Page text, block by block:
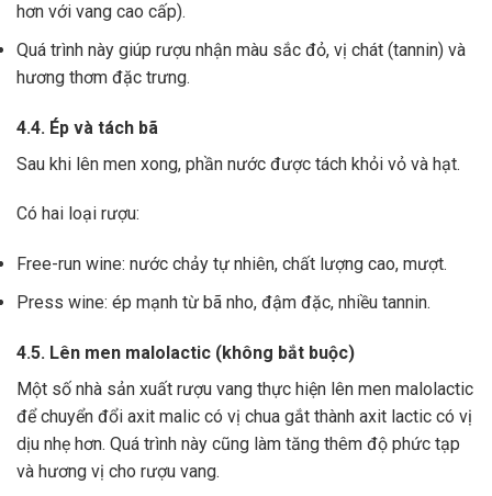
hơn với vang cao cấp).
Quá trình này giúp rượu nhận màu sắc đỏ, vị chát (tannin) và
hương thơm đặc trưng.
4.4. Ép và tách bã
Sau khi lên men xong, phần nước được tách khỏi vỏ và hạt.
Có hai loại rượu:
Free-run wine: nước chảy tự nhiên, chất lượng cao, mượt.
Press wine: ép mạnh từ bã nho, đậm đặc, nhiều tannin.
4.5. Lên men malolactic (không bắt buộc)
Một số nhà sản xuất rượu vang thực hiện lên men malolactic
để chuyển đổi axit malic có vị chua gắt thành axit lactic có vị
dịu nhẹ hơn. Quá trình này cũng làm tăng thêm độ phức tạp
và hương vị cho rượu vang.